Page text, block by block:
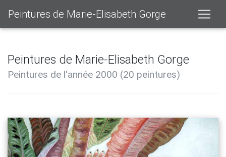
Peintures de Marie-Elisabeth Gorge
Peintures de Marie-Elisabeth Gorge
Peintures de l'année 2000 (20 peintures)